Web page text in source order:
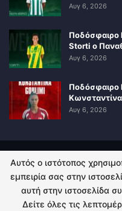
Αυγ 6, 2026
Ποδόσφαιρο
Storti ο
Αυγ 6, 2026
Ποδόσφαιρο
Αυγ 6, 2026
ΠΟΛΙΤΙΚΗ
© 2026 -
Αυτός ο ιστότοπος
εμπειρία σας στην
αυτή στην ιστοσελίδα
Δείτε όλες τις